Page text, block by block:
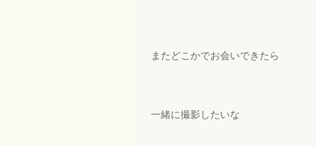
またどこかでお会いできたら
一緒に撮影したいな